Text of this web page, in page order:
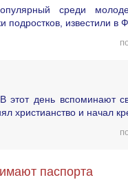
среди
подростков, известили в
день вспоминают
христианство и начал
паспорта